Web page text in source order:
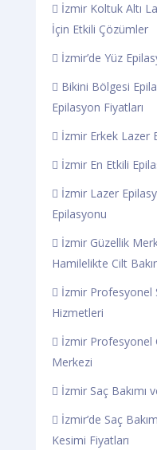
İzmir Koltuk Altı
İçin Etkili Çözümler
İzmir’de Yüz
Bikini Bölgesi
Epilasyon Fiyatları
İzmir Erkek Lazer
İzmir En Etkili
İzmir Lazer
Epilasyonu
İzmir Güzellik
Hamilelikte Cilt
İzmir Profesyonel
Hizmetleri
İzmir Profesyonel
Merkezi
İzmir Saç Bakımı
İzmir’de Saç
Kesimi Fiyatları